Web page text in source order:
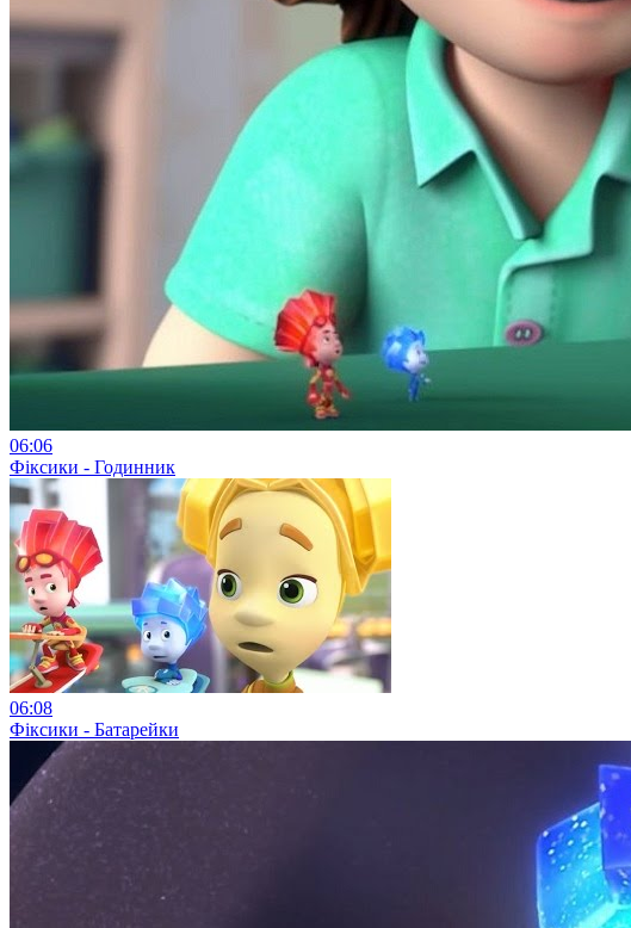
06:06
Фіксики - Годинник
06:08
Фіксики - Батарейки